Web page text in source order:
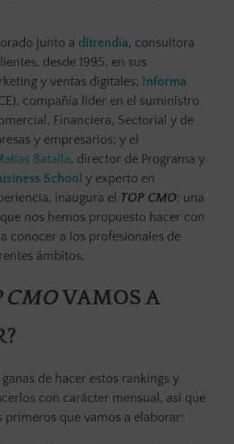
junto a ditrendia, consultora
desde 1995, en sus
y ventas digitales; Informa
compañía líder en el suministro
Financiera, Sectorial y de
y empresarios; y el
Batalla, director de Programa y
School y experto en
inaugura el TOP CMO: una
que nos hemos propuesto hacer con
conocer a los profesionales de
ámbitos.
CMOVAMOS A
de hacer estos rankings y
con carácter mensual, así que
primeros que vamos a elaborar: